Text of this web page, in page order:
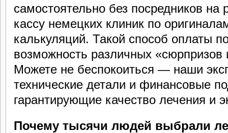
самостоятельно без посредников на
кассу немецких клиник по
калькуляций. Такой способ оплаты
возможность различных «сюрпризов
Можете не беспокоиться — наши
технические детали и финансовые
гарантирующие качество лечения и
Почему тысячи людей выбрали